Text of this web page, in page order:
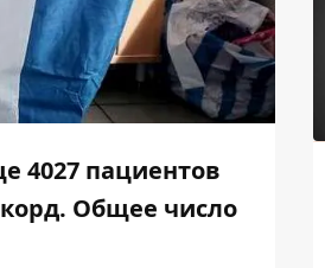
4027 пациентов
Общее число